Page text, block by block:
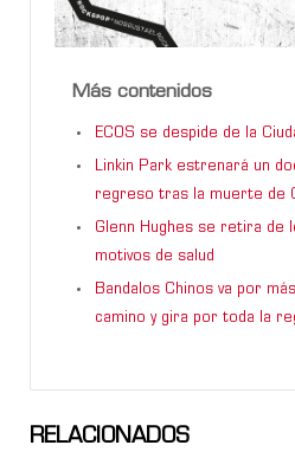
Más contenidos
ECOS se despide de la
Linkin Park estrenará un
regreso tras la muerte de
Glenn Hughes se retira de
motivos de salud
Bandalos Chinos va por
camino y gira por toda la
RELACIONADOS